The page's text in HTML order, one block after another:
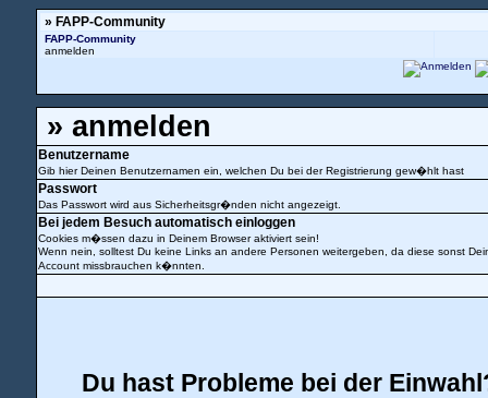
» FAPP-Community
FAPP-Community
anmelden
» anmelden
Benutzername
Gib hier Deinen Benutzernamen ein, welchen Du bei der Registrierung gew�hlt hast
Passwort
Das Passwort wird aus Sicherheitsgr�nden nicht angezeigt.
Bei jedem Besuch automatisch einloggen
Cookies m�ssen dazu in Deinem Browser aktiviert sein!
Wenn nein, solltest Du keine Links an andere Personen weitergeben, da diese sonst
Account missbrauchen k�nnten.
Du hast Probleme bei der